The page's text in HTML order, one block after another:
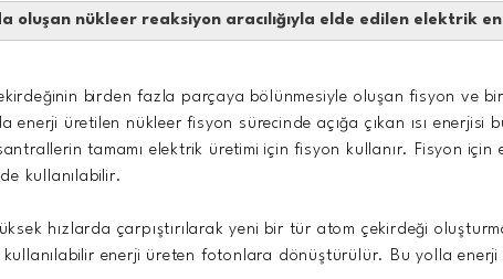
oluşan nükleer reaksiyon aracılığıyla elde edilen elektrik
birden fazla parçaya bölünmesiyle oluşan fisyon ve
üretilen nükleer fisyon sürecinde açığa çıkan ısı enerjisi
tamamı elektrik üretimi için fisyon kullanır. Fisyon için
kullanılabilir.
hızlarda çarpıştırılarak yeni bir tür atom çekirdeği
enerji üreten fotonlara dönüştürülür. Bu yolla enerji